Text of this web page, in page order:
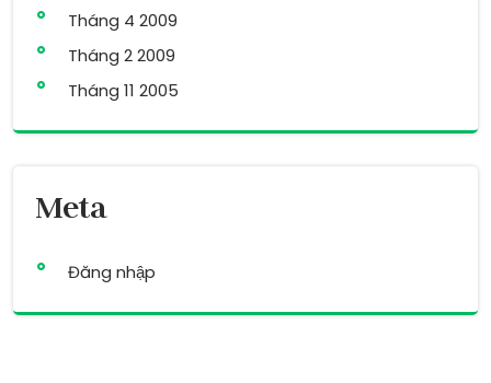
Tháng 4 2009
Tháng 2 2009
Tháng 11 2005
Meta
Đăng nhập